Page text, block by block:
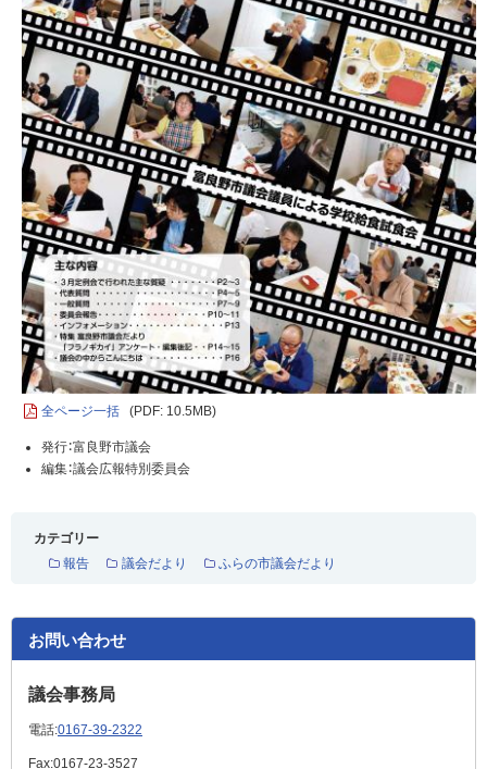
全ページ一括 (PDF: 10.5MB)
発行：富良野市議会
編集：議会広報特別委員会
カテゴリー
報告
議会だより ふらの市議会だより
お問い合わせ
議会事務局
電話:0167-39-2322
Fax:0167-23-3527